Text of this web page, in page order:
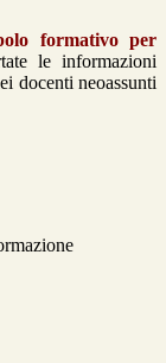
formativo per
le informazioni
docenti neoassunti